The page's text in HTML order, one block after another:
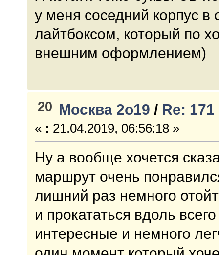
у меня соседний корпус в
лайтбоксом, который по
внешним оформлением)
20 Москва 2о19 / Re:
« : 21.04.2019, 06:56:18 »
Ну а вообще хочется
маршрут очень
лишний раз немного
и прокататься вдоль
интересные и немного